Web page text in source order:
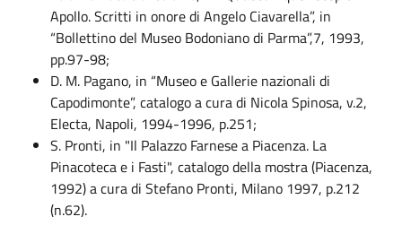
Apollo. Scritti in onore di Angelo Ciavarella”, in
“Bollettino del Museo Bodoniano di Parma”,7, 1993,
pp.97-98;
D. M. Pagano, in “Museo e Gallerie nazionali di
Capodimonte”, catalogo a cura di Nicola Spinosa, v.2,
Electa, Napoli, 1994-1996, p.251;
S. Pronti, in "Il Palazzo Farnese a Piacenza. La
Pinacoteca e i Fasti", catalogo della mostra (Piacenza,
1992) a cura di Stefano Pronti, Milano 1997, p.212
(n.62).